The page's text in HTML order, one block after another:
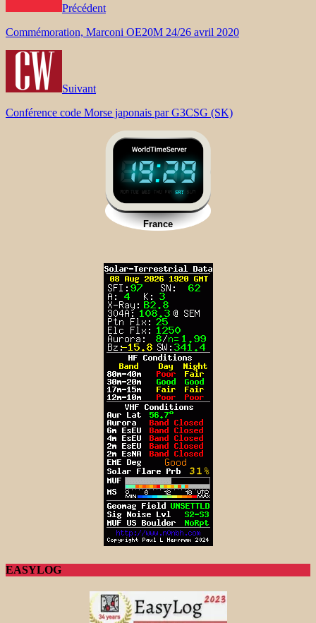
Précédent
Commémoration, Marconi OE20M 24/26 avril 2020
Suivant
Conférence code Morse japonais par G3CSG (SK)
EASYLOG